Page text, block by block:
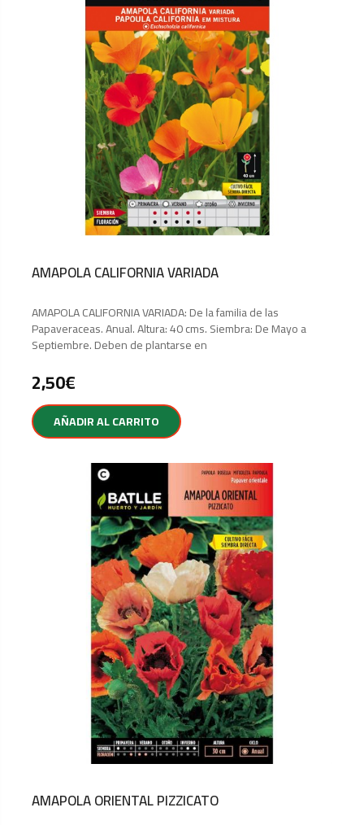
AMAPOLA CALIFORNIA VARIADA
AMAPOLA CALIFORNIA VARIADA: De la familia de las
Papaveraceas. Anual. Altura: 40 cms. Siembra: De Mayo a
Septiembre. Deben de plantarse en
2,50€
AÑADIR AL CARRITO
AMAPOLA ORIENTAL PIZZICATO